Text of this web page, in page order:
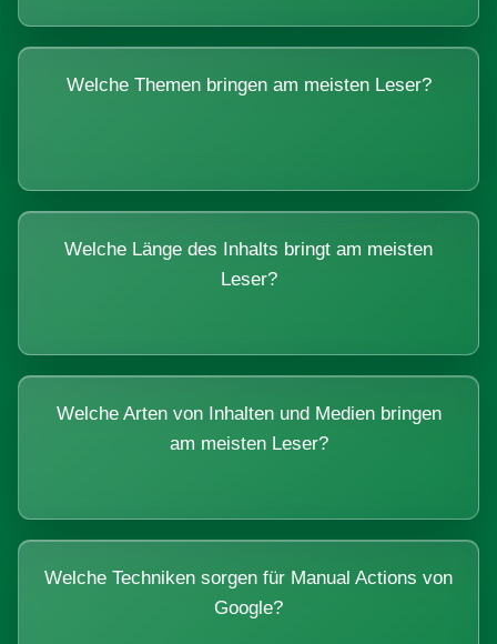
Welche Themen bringen am meisten Leser?
Welche Länge des Inhalts bringt am meisten
Leser?
Welche Arten von Inhalten und Medien bringen
am meisten Leser?
Welche Techniken sorgen für Manual Actions von
Google?